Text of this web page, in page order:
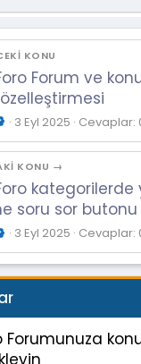
KONU
Forum ve
3 Eyl 2025 Cevaplar:
KONU →
kategorilerde
soru sor
3 Eyl 2025 Cevaplar:
Forumunuza